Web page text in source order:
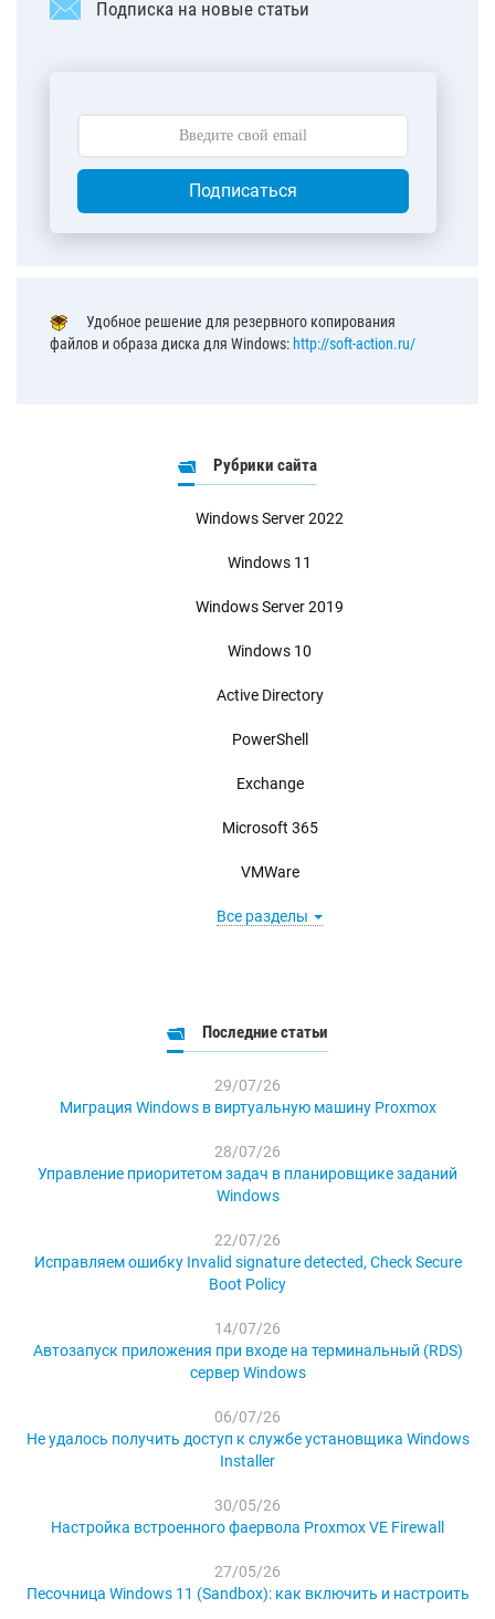
Подписка на новые статьи
Подписаться
Удобное решение для резервного копирования
файлов и образа диска для Windows: http://soft-action.ru/
Рубрики сайта
Windows Server 2022
Windows 11
Windows Server 2019
Windows 10
Active Directory
PowerShell
Exchange
Microsoft 365
VMWare
Все разделы
Последние статьи
29/07/26
Миграция Windows в виртуальную машину Proxmox
28/07/26
Управление приоритетом задач в планировщике заданий
Windows
22/07/26
Исправляем ошибку Invalid signature detected, Check Secure
Boot Policy
14/07/26
Автозапуск приложения при входе на терминальный (RDS)
сервер Windows
06/07/26
Не удалось получить доступ к службе установщика Windows
Installer
30/05/26
Настройка встроенного фаервола Proxmox VE Firewall
27/05/26
Песочница Windows 11 (Sandbox): как включить и настроить